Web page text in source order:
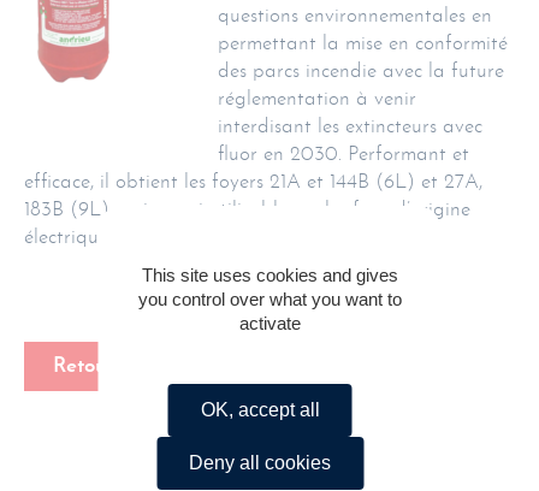
questions environnementales en
permettant la mise en conformité
des parcs incendie avec la future
réglementation à venir
interdisant les extincteurs avec
fluor en 2030. Performant et
efficace, il obtient les foyers 21A et 144B (6L) et 27A,
183B (9L) mais aussi utilisable sur les feux d’origine
électrique jusqu’à 1000 volts.
Retour à la page de nos actualité
This site uses cookies and gives
you control over what you want to
activate
OK, accept all
Deny all cookies